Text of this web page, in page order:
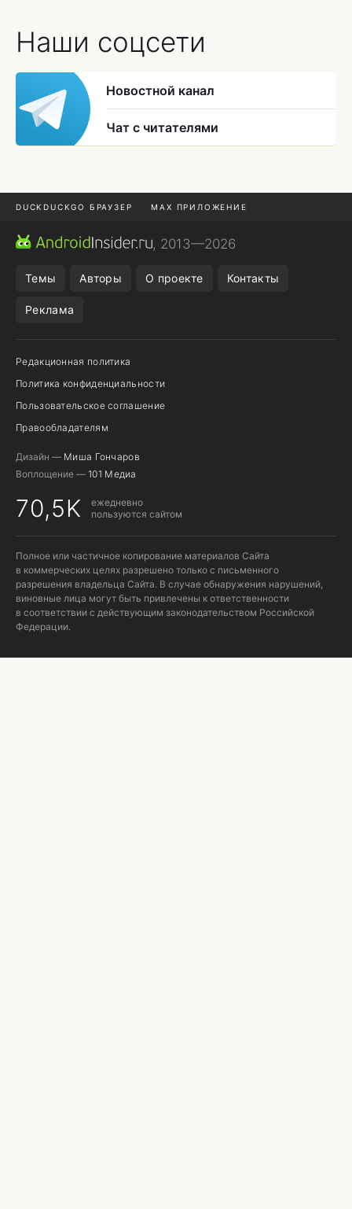
Наши соцсети
Новостной канал
Чат с читателями
DUCKDUCKGO БРАУЗЕР MAX ПРИЛОЖЕНИЕ
ПРИЛОЖЕНИЯ ANDROID
, 2013—2026
Темы Авторы О проекте Контакты
Реклама
Редакционная политика
Политика конфиденциальности
Пользовательское соглашение
Правообладателям
Дизайн — Миша Гончаров
Воплощение — 101 Медиа
70,5K
ежедневно
пользуются сайтом
Полное или частичное копирование материалов Сайта
в коммерческих целях разрешено только с письменного
разрешения владельца Сайта. В случае обнаружения нарушений,
виновные лица могут быть привлечены к ответственности
в соответствии с действующим законодательством Российской
Федерации.